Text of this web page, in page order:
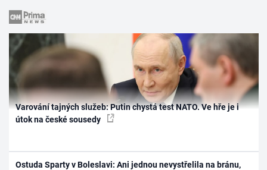
Varování tajných služeb: Putin chystá test NATO. Ve hře je i
útok na české sousedy
Ostuda Sparty v Boleslavi: Ani jednou nevystřelila na bránu,